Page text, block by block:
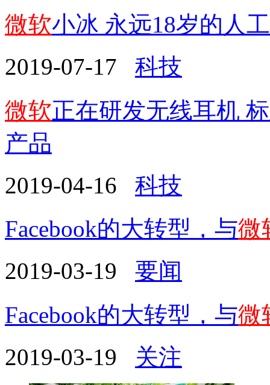
微软小冰 永远18岁的人
2019-07-17 科技
微软正在研发无线耳机
产品
2019-04-16 科技
Facebook的大转型，与微
2019-03-19 要闻
Facebook的大转型，与微
2019-03-19 关注